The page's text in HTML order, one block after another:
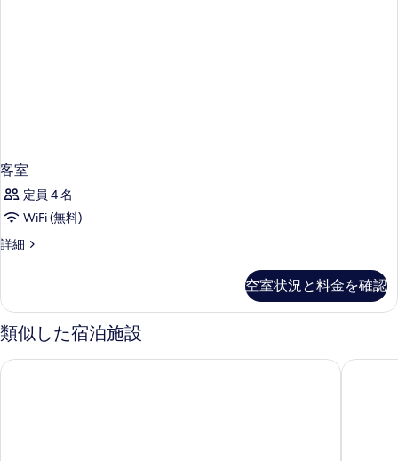
客室
定員 4 名
WiFi (無料)
詳細
客
細
空室状況と料金を確認
類似した宿泊施設
グランド ホテル ビクトリア バイア